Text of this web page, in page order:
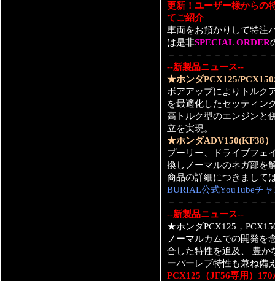
更新！ユーザー様からの
てご紹介
車両をお預かりして特注
は是非SPECIAL ORDER
－－－－－－－－－－－
--新製品ニュース--
★ホンダPCX125/
ボアアップによりトルク
を最適化したセッティン
高トルク型のエンジンと
立を実現。
★ホンダADV150(KF38
プーリー、ドライブフェ
換しノーマルのネガ部を
商品の詳細につきまして
BURIAL公式YouTubeチ
－－－－－－－－－－－
--新製品ニュース--
★ホンダPCX125，
ノーマルカムでの開発を
合した特性を追及、 豊か
ーバーレブ特性も兼ね備
PCX125（JF56専用）